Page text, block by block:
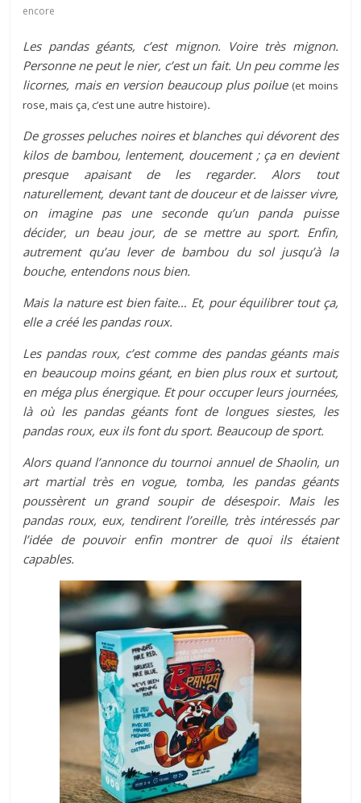
encore
Les pandas géants, c’est mignon. Voire très mignon.
Personne ne peut le nier, c’est un fait. Un peu comme les
licornes, mais en version beaucoup plus poilue(et moins
rose, mais ça, c’est une autre histoire).
De grosses peluches noires et blanches qui dévorent des
kilos de bambou, lentement, doucement ; ça en devient
presque apaisant de les regarder. Alors tout
naturellement, devant tant de douceur et de laisser vivre,
on imagine pas une seconde qu’un panda puisse
décider, un beau jour, de se mettre au sport. Enfin,
autrement qu’au lever de bambou du sol jusqu’à la
bouche, entendons nous bien.
Mais la nature est bien faite… Et, pour équilibrer tout ça,
elle a créé les pandas roux.
Les pandas roux, c’est comme des pandas géants mais
en beaucoup moins géant, en bien plus roux et surtout,
en méga plus énergique. Et pour occuper leurs journées,
là où les pandas géants font de longues siestes, les
pandas roux, eux ils font du sport. Beaucoup de sport.
Alors quand l’annonce du tournoi annuel de Shaolin, un
art martial très en vogue, tomba, les pandas géants
poussèrent un grand soupir de désespoir. Mais les
pandas roux, eux, tendirent l’oreille, très intéressés par
l’idée de pouvoir enfin montrer de quoi ils étaient
capables.